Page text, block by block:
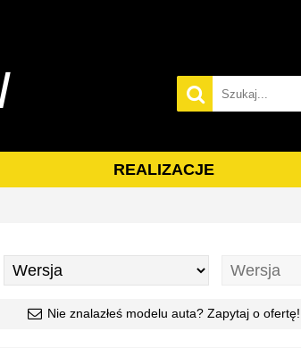
REALIZACJE
Nie znalazłeś modelu auta? Zapytaj o ofertę!